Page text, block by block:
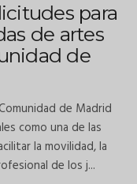
para
de artes
de
de Madrid
como una de las
la movilidad, la
de los j...